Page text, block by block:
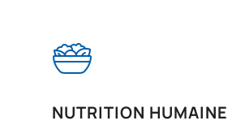
NUTRITION HUMAINE